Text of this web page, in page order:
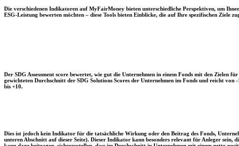
Die verschiedenen Indikatoren auf MyFairMoney bieten unterschiedliche Perspektiven, um
ESG-Leistung bewerten möchten – diese Tools bieten Einblicke, die auf Ihre spezifischen Ziele
Der SDG Assessment score bewertet, wie gut die Unternehmen in einem Fonds mit den Zielen
gewichteten Durchschnitt der SDG Solutions Scores der Unternehmen im Fonds und reicht
bis +10.
Dies ist jedoch kein Indikator für die tatsächliche Wirkung oder den Beitrag des Fonds,
unteren Abschnitt auf dieser Seite). Dieser Indikator kann besonders relevant für Anleger